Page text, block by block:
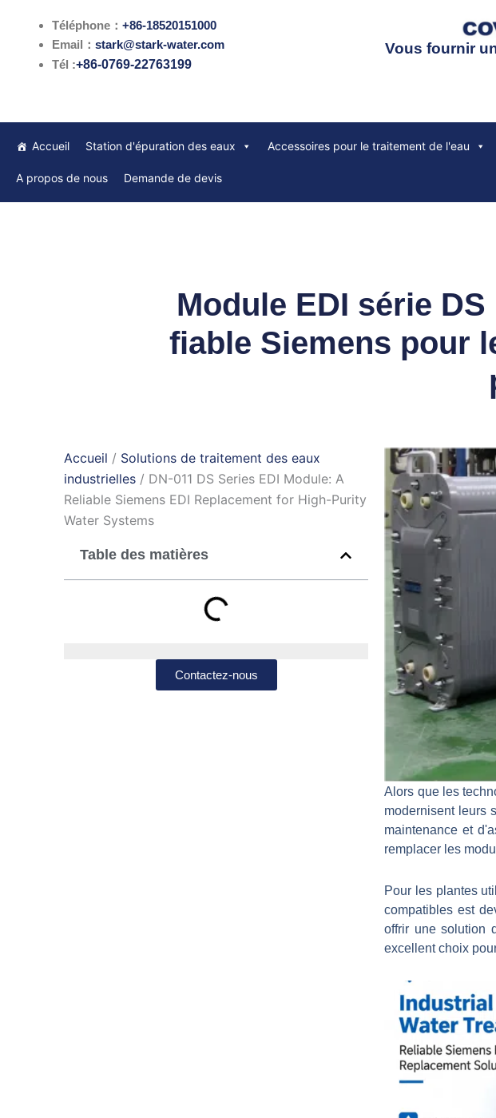
Téléphone： +86-18520151000
Email： stark@stark-water.com
Tél :+86-0769-22763199
Vous fournir
Accueil Station d'épuration des eaux Accessoires pour le traitement de l'eau
A propos de nous Demande de devis
Module EDI série
fiable Siemens pour
Accueil / Solutions de traitement des eaux
industrielles / DN-011 DS Series EDI Module: A
Reliable Siemens EDI Replacement for High-Purity
Water Systems
Table des matières
Contactez-nous
Alors que les
modernisent leurs
maintenance et
remplacer les
Pour les plantes
compatibles est
offrir une solution
excellent choix